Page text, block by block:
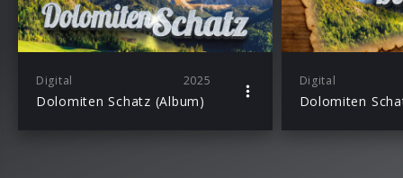
Digital 2025
Dolomiten Schatz (Album)
Digital
Dolomiten